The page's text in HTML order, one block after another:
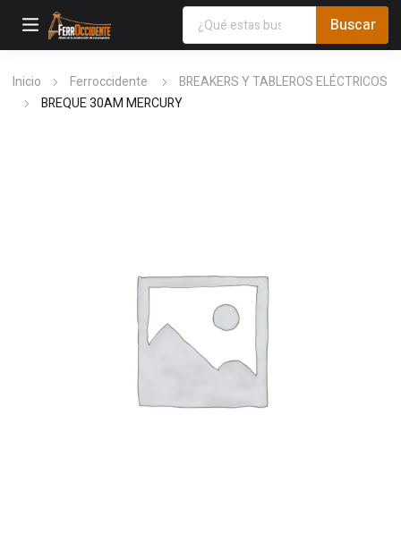
Inicio Ferroccidente
BREAKERS Y TABLEROS ELÉCTRICOS
BREQUE 30AM MERCURY